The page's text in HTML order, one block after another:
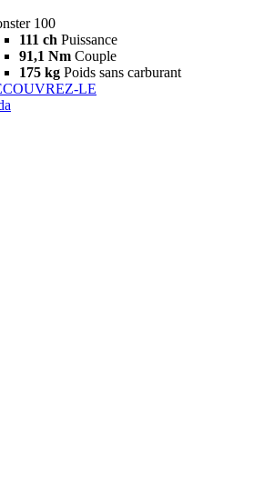
100
111 ch Puissance
91,1 Nm Couple
175 kg Poids sans carburant
LE